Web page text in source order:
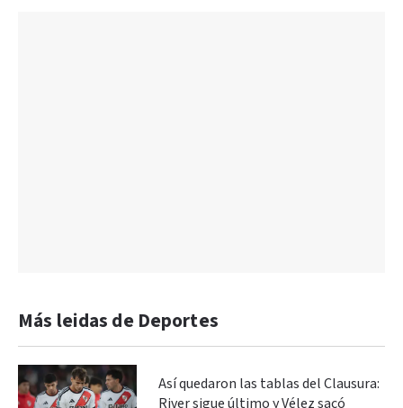
Más leidas de Deportes
Así quedaron las tablas del Clausura:
River sigue último y Vélez sacó